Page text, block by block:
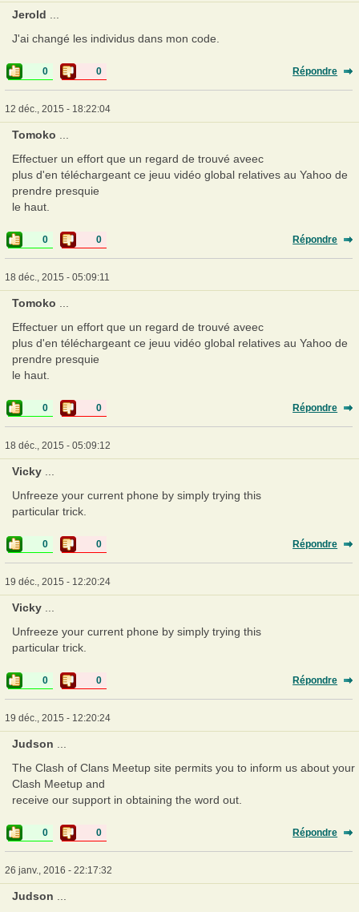
Jerold
J'ai changé les individus dans mon code.
0 0 Répondre
12 déc., 2015 - 18:22:04
Tomoko
Effectuer un effort que un regard de trouvé aveec
plus d'en téléchargeant ce jeuu vidéo global relatives au Yahoo de
prendre presquie
le haut.
0 0 Répondre
18 déc., 2015 - 05:09:11
Tomoko
Effectuer un effort que un regard de trouvé aveec
plus d'en téléchargeant ce jeuu vidéo global relatives au Yahoo de
prendre presquie
le haut.
0 0 Répondre
18 déc., 2015 - 05:09:12
Vicky
Unfreeze your current phone by simply trying this
particular trick.
0 0 Répondre
19 déc., 2015 - 12:20:24
Vicky
Unfreeze your current phone by simply trying this
particular trick.
0 0 Répondre
19 déc., 2015 - 12:20:24
Judson
The Clash of Clans Meetup site permits you to inform us about your
Clash Meetup and
receive our support in obtaining the word out.
0 0 Répondre
26 janv., 2016 - 22:17:32
Judson